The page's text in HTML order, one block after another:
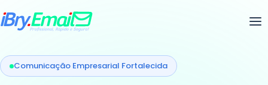
Comunicação Empresarial Fortalecida